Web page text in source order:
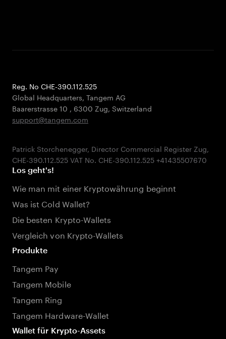
Reg. No CHE-390.112.525
Global Headquarters, Tangem AG
Baarerstrasse 10 , 6300 Zug, Switzerland
support@tangem.com
Patrick Storchenegger, Director Commercial Register Zug,
Los geht's!
Wie man mit einer Kryptowährung beginnt
Was ist Cold Wallet?
Die besten Krypto-Wallets
Vergleich von Krypto-Wallets
Produkte
Tangem Pay
Tangem Mobile
Tangem Ring
Tangem Hardware-Wallet
Wallet für Krypto-Assets